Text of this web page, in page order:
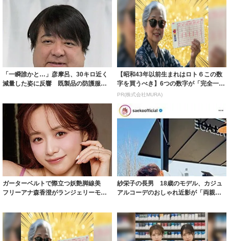
「一瞬誰かと…」彦摩呂、30キロ近く
減量した姿に反響 既製品の防護服が
【昭和43年以前生まれはロト６この数
字を買うべき】6つの数字が「完全一
致」する方...
PR(株式会社MURA)
ガーターベルトで際立つ妖艶脚線美
フリーアナ森香澄がランジェリーモデ
紗栄子の長男 18歳のモデル、カジュ
アルコーデのおしゃれ近影が「両親の